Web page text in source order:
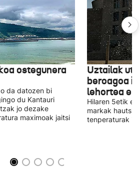
ostegunera
da datozen bi
du Kantauri
jo dezake
maximoak jaitsi
Uztailak
beroagoa
lehortea
Hilaren 5etik
markak hautsi
tenperaturak